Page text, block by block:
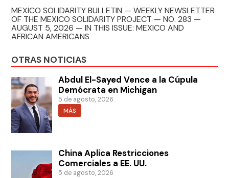
MEXICO SOLIDARITY BULLETIN — WEEKLY NEWSLETTER
OF THE MEXICO SOLIDARITY PROJECT — NO. 283 —
AUGUST 5, 2026 — IN THIS ISSUE: MEXICO AND
AFRICAN AMERICANS
OTRAS NOTICIAS
Abdul El-Sayed Vence a la Cúpula
Demócrata en Michigan
5 de agosto, 2026
MÁS
China Aplica Restricciones
Comerciales a EE. UU.
5 de agosto, 2026